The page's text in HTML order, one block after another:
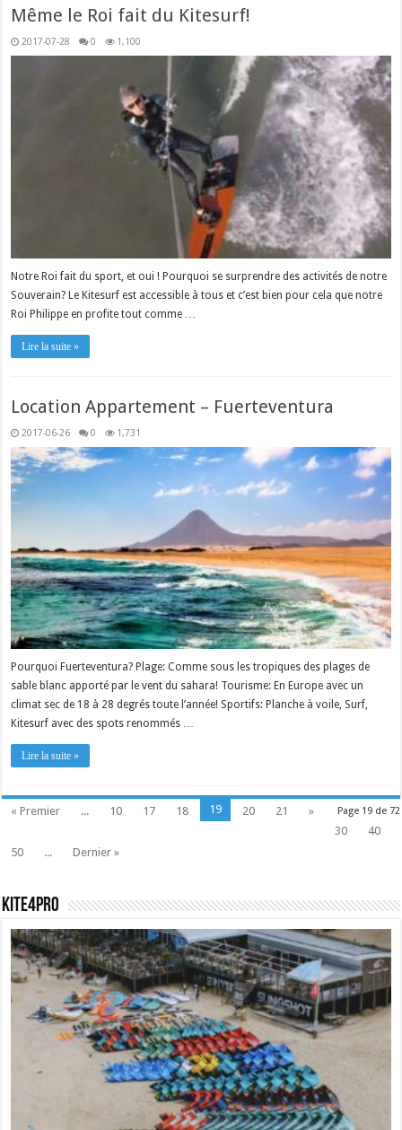
Même le Roi fait du Kitesurf!
2017-07-28 0 1,100
Notre Roi fait du sport, et oui ! Pourquoi se surprendre des activités de notre
Souverain? Le Kitesurf est accessible à tous et c’est bien pour cela que notre
Roi Philippe en profite tout comme …
Lire la suite »
Location Appartement – Fuerteventura
2017-06-26 0 1,731
Pourquoi Fuerteventura? Plage: Comme sous les tropiques des plages de
sable blanc apporté par le vent du sahara! Tourisme: En Europe avec un
climat sec de 18 à 28 degrés toute l’année! Sportifs: Planche à voile, Surf,
Kitesurf avec des spots renommés …
Lire la suite »
Page 19 de 72
« Premier ... 10 17 18 19 20 21
»
30
40
50
... Dernier »
Kite4pro